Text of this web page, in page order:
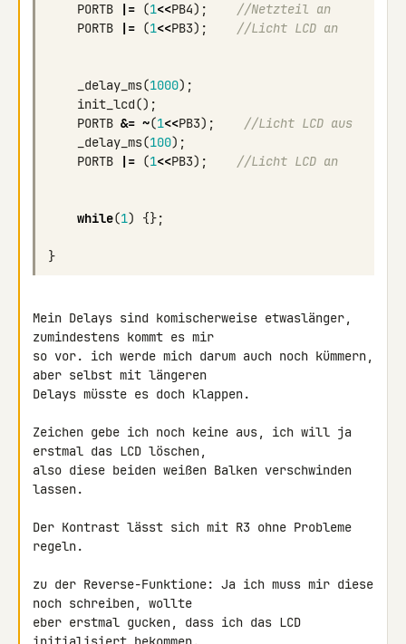
PORTB
|= (1<<PB4);
//Netzteil an
PORTB
|= (1<<PB3); //Licht LCD an
_delay_ms(1000);
init_lcd();
PORTB &= ~(1<<PB3);
//Licht LCD aus
_delay_ms(100);
PORTB
|= (1<<PB3); //Licht LCD an
while(1) {};
}
Mein Delays sind komischerweise etwaslänger,
zumindestens kommt es mir
so vor. ich werde mich darum auch noch kümmern,
aber selbst mit längeren
Delays müsste es doch klappen.
Zeichen gebe ich noch keine aus, ich will ja
erstmal das LCD löschen,
also diese beiden weißen Balken verschwinden
lassen.
Der Kontrast lässt sich mit R3 ohne Probleme
regeln.
zu der Reverse-Funktione: Ja ich muss mir diese
noch schreiben, wollte
eber erstmal gucken, dass ich das LCD